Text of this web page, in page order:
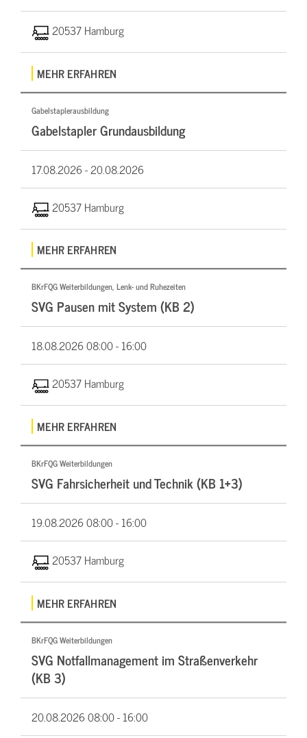
20537 Hamburg
MEHR ERFAHREN
Gabelstaplerausbildung
Gabelstapler Grundausbildung
17.08.2026 -20.08.2026
20537 Hamburg
MEHR ERFAHREN
BKrFQG Weiterbildungen, Lenk- und Ruhezeiten
SVG Pausen mit System (KB 2)
18.08.202608:00 - 16:00
20537 Hamburg
MEHR ERFAHREN
BKrFQG Weiterbildungen
SVG Fahrsicherheit und Technik (KB 1+3)
19.08.202608:00 - 16:00
20537 Hamburg
MEHR ERFAHREN
BKrFQG Weiterbildungen
SVG Notfallmanagement im Straßenverkehr
(KB 3)
20.08.202608:00 - 16:00